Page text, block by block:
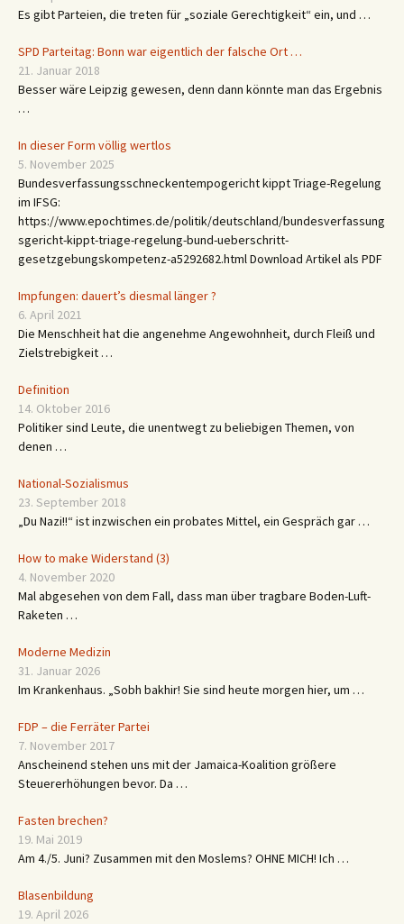
Es gibt Parteien, die treten für „soziale Gerechtigkeit“ ein, und …
SPD Parteitag: Bonn war eigentlich der falsche Ort …
21. Januar 2018
Besser wäre Leipzig gewesen, denn dann könnte man das Ergebnis
…
In dieser Form völlig wertlos
5. November 2025
Bundesverfassungsschneckentempogericht kippt Triage-Regelung
im IFSG:
https://www.epochtimes.de/politik/deutschland/bundesverfassung
sgericht-kippt-triage-regelung-bund-ueberschritt-
gesetzgebungskompetenz-a5292682.html Download Artikel als PDF
Impfungen: dauert’s diesmal länger ?
6. April 2021
Die Menschheit hat die angenehme Angewohnheit, durch Fleiß und
Zielstrebigkeit …
Definition
14. Oktober 2016
Politiker sind Leute, die unentwegt zu beliebigen Themen, von
denen …
National-Sozialismus
23. September 2018
„Du Nazi!!“ ist inzwischen ein probates Mittel, ein Gespräch gar …
How to make Widerstand (3)
4. November 2020
Mal abgesehen von dem Fall, dass man über tragbare Boden-Luft-
Raketen …
Moderne Medizin
31. Januar 2026
Im Krankenhaus. „Sobh bakhir! Sie sind heute morgen hier, um …
FDP – die Ferräter Partei
7. November 2017
Anscheinend stehen uns mit der Jamaica-Koalition größere
Steuererhöhungen bevor. Da …
Fasten brechen?
19. Mai 2019
Am 4./5. Juni? Zusammen mit den Moslems? OHNE MICH! Ich …
Blasenbildung
19. April 2026